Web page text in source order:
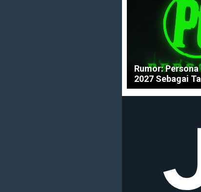
Rumor:
2027 Sebagai